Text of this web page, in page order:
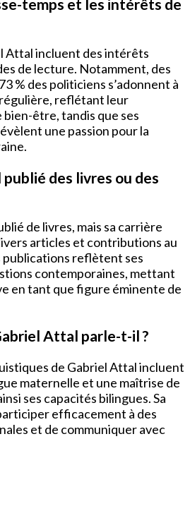
temps et les intérêts de
Attal incluent des intérêts
de lecture. Notamment, des
% des politiciens s’adonnent à
reflétant leur
être, tandis que ses
une passion pour la
des livres ou des
de livres, mais sa carrière
articles et contributions au
publications reflètent ses
contemporaines, mettant
en tant que figure éminente de
Attal parle-t-il ?
de Gabriel Attal incluent
maternelle et une maîtrise de
ses capacités bilingues. Sa
efficacement à des
et de communiquer avec